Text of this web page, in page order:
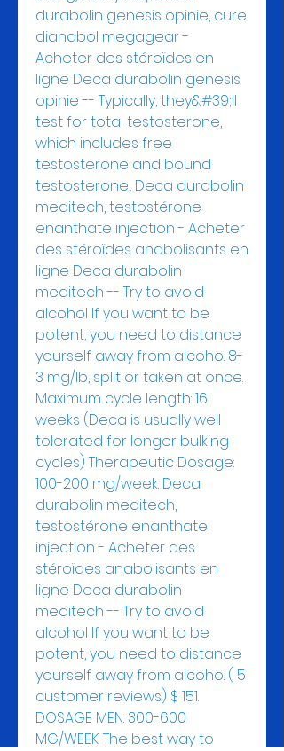
durabolin genesis opinie, cure
dianabol megagear -
Acheter des stéroïdes en
ligne Deca durabolin genesis
opinie -- Typically, they&#39;ll
test for total testosterone,
which includes free
testosterone and bound
testosterone,. Deca durabolin
meditech, testostérone
enanthate injection - Acheter
des stéroïdes anabolisants en
ligne Deca durabolin
meditech -- Try to avoid
alcohol If you want to be
potent, you need to distance
yourself away from alcoho. 8-
3 mg/lb, split or taken at once.
Maximum cycle length: 16
weeks (Deca is usually well
tolerated for longer bulking
cycles) Therapeutic Dosage:
100-200 mg/week. Deca
durabolin meditech,
testostérone enanthate
injection - Acheter des
stéroïdes anabolisants en
ligne Deca durabolin
meditech -- Try to avoid
alcohol If you want to be
potent, you need to distance
yourself away from alcoho. ( 5
customer reviews) $ 151.
DOSAGE MEN: 300-600
MG/WEEK. The best way to